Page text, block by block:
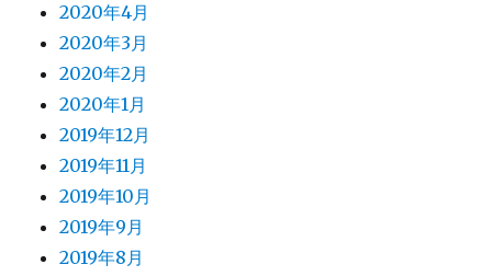
2020年4月
2020年3月
2020年2月
2020年1月
2019年12月
2019年11月
2019年10月
2019年9月
2019年8月